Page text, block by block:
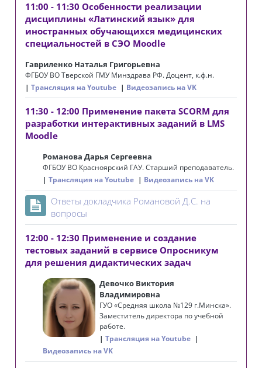
11:00 - 11:30 Особенности реализации
дисциплины ‭«Латинский язык» для
иностранных обучающихся медицинских
специальностей в СЭО Moodle
Гавриленко Наталья Григорьевна
ФГБОУ ВО Тверской ГМУ Минздрава РФ. Доцент, к.ф.н.
Трансляция на Youtube
Видеозапись на VK
11:30 - 12:00 Применение пакета SCORM для
разработки интерактивных заданий в LMS
Moodle
Романова Дарья Сергеевна
ФГБОУ ВО Красноярский ГАУ. Старший преподаватель.
Трансляция на Youtube
Видеозапись на VK
Ответы докладчика Романовой Д.С. на
вопросы
12:00 - 12:30 Применение и создание
тестовых заданий в сервисе Опросникум
для решения дидактических задач
Девочко Виктория
Владимировна
ГУО «Средняя школа №129 г.Минска».
Заместитель директора по учебной
работе.
Трансляция на Youtube
Видеозапись на VK